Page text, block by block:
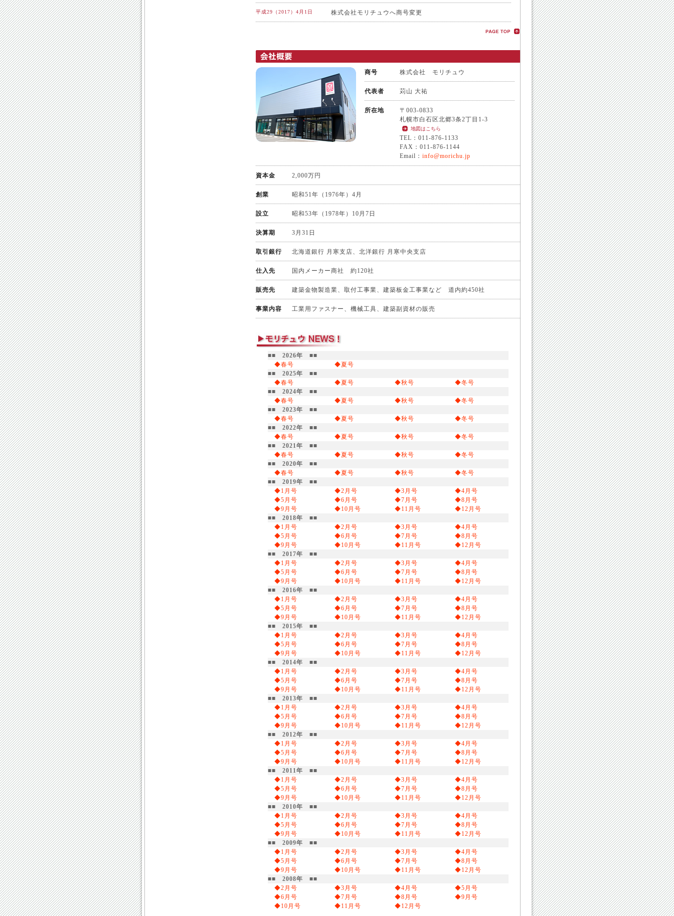
平成29（2017）4月1日 株式会社モリチュウへ商号変更
商号 株式会社 モリチュウ
代表者 苅山 大祐
所在地
〒003-0833
札幌市白石区北郷3条2丁目1-3
地図はこちら
TEL：011-876-1133
FAX：011-876-1144
Email： info@morichu.jp
資本金 2,000万円
創業 昭和51年（1976年）4月
設立 昭和53年（1978年）10月7日
決算期 3月31日
取引銀行 北海道銀行 月寒支店、北洋銀行 月寒中央支店
仕入先 国内メーカー商社 約120社
販売先 建築金物製造業、取付工事業、建築板金工事業など 道内約450社
事業内容 工業用ファスナー、機械工具、建築副資材の販売
■■ 2026年 ■■
◆春号
◆夏号
■■ 2025年 ■■
◆春号
◆夏号 ◆秋号
◆冬号
■■ 2024年 ■■
◆春号
◆夏号 ◆秋号
◆冬号
■■ 2023年 ■■
◆春号
◆夏号 ◆秋号
◆冬号
■■ 2022年 ■■
◆春号
◆夏号 ◆秋号
◆冬号
■■ 2021年 ■■
◆春号
◆夏号 ◆秋号
◆冬号
■■ 2020年 ■■
◆春号
◆夏号 ◆秋号
◆冬号
■■ 2019年 ■■
◆1月号
◆2月号 ◆3月号
◆4月号
◆5月号
◆6月号 ◆7月号
◆8月号
◆9月号
◆10月号 ◆11月号
◆12月号
■■ 2018年 ■■
◆1月号
◆2月号 ◆3月号
◆4月号
◆5月号
◆6月号 ◆7月号
◆8月号
◆9月号
◆10月号 ◆11月号
◆12月号
■■ 2017年 ■■
◆1月号
◆2月号 ◆3月号
◆4月号
◆5月号
◆6月号 ◆7月号
◆8月号
◆9月号
◆10月号 ◆11月号
◆12月号
■■ 2016年 ■■
◆1月号
◆2月号 ◆3月号
◆4月号
◆5月号
◆6月号 ◆7月号
◆8月号
◆9月号
◆10月号 ◆11月号
◆12月号
■■ 2015年 ■■
◆1月号
◆2月号 ◆3月号
◆4月号
◆5月号
◆6月号 ◆7月号
◆8月号
◆9月号
◆10月号 ◆11月号
◆12月号
■■ 2014年 ■■
◆1月号
◆2月号 ◆3月号
◆4月号
◆5月号
◆6月号 ◆7月号
◆8月号
◆9月号
◆10月号 ◆11月号
◆12月号
■■ 2013年 ■■
◆1月号
◆2月号 ◆3月号
◆4月号
◆5月号
◆6月号 ◆7月号
◆8月号
◆9月号
◆10月号 ◆11月号
◆12月号
■■ 2012年 ■■
◆1月号
◆2月号 ◆3月号
◆4月号
◆5月号
◆6月号 ◆7月号
◆8月号
◆9月号
◆10月号 ◆11月号
◆12月号
■■ 2011年 ■■
◆1月号
◆2月号 ◆3月号
◆4月号
◆5月号
◆6月号 ◆7月号
◆8月号
◆9月号
◆10月号 ◆11月号
◆12月号
■■ 2010年 ■■
◆1月号
◆2月号 ◆3月号
◆4月号
◆5月号
◆6月号 ◆7月号
◆8月号
◆9月号
◆10月号 ◆11月号
◆12月号
■■ 2009年 ■■
◆1月号
◆2月号 ◆3月号
◆4月号
◆5月号
◆6月号 ◆7月号
◆8月号
◆9月号
◆10月号 ◆11月号
◆12月号
■■ 2008年 ■■
◆2月号
◆3月号 ◆4月号
◆5月号
◆6月号
◆7月号 ◆8月号
◆9月号
◆10月号
◆11月号 ◆12月号